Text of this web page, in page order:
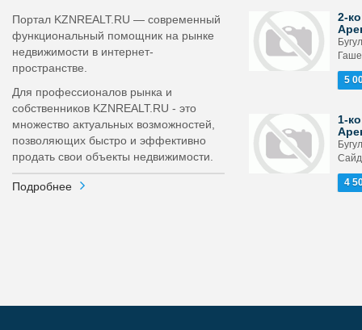
Портал KZNREALT.RU — современный
функциональный помощник на рынке
недвижимости в интернет-
пространстве.
Для профессионалов рынка и
собственников KZNREALT.RU - это
множество актуальных возможностей,
позволяющих быстро и эффективно
продать свои объекты недвижимости.
Подробнее
2-
5
1-
4